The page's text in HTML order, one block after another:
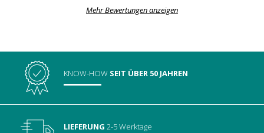
Mehr Bewertungen anzeigen
KNOW-HOW SEIT ÜBER 50 JAHREN
LIEFERUNG 2-5 Werktage